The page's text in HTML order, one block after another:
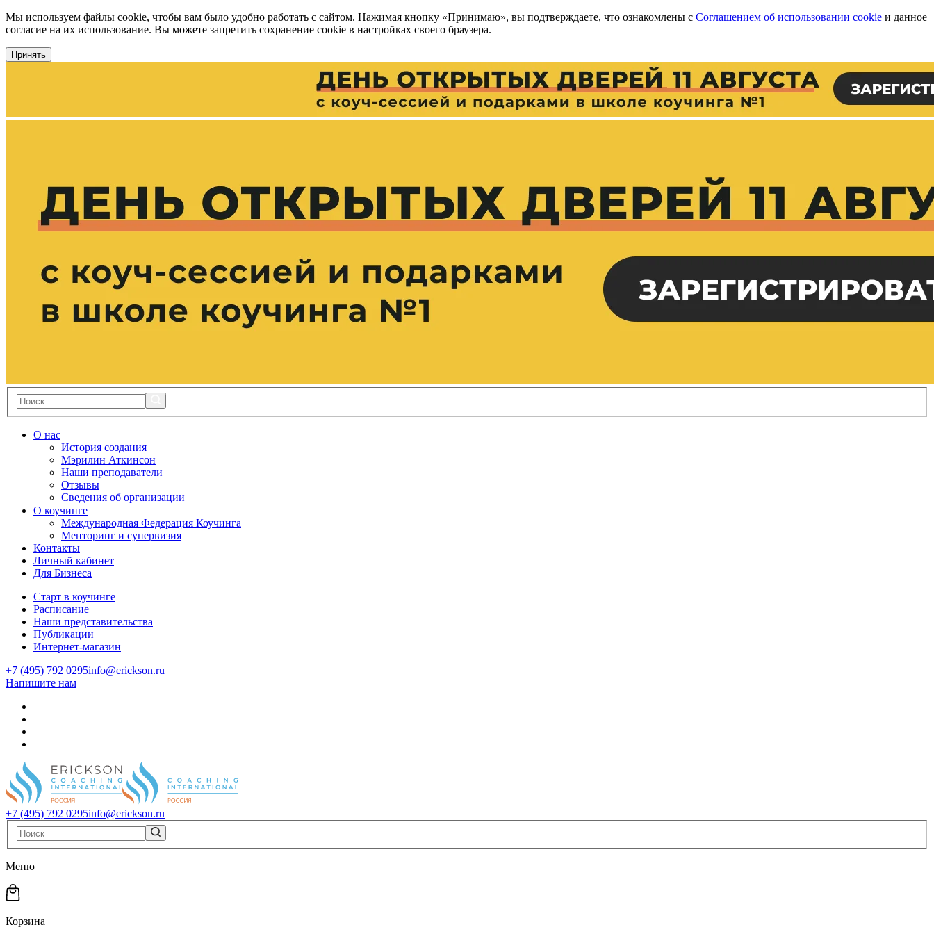
Мы используем файлы cookie, чтобы вам было удобно работать с сайтом. Нажимая кнопку «Принимаю», вы подтверждаете, что ознакомлены с Соглашением об использовании cookie и данное
согласие на их использование. Вы можете запретить сохранение cookie в настройках своего браузера.
Принять
О нас
История создания
Мэрилин Аткинсон
Наши преподаватели
Отзывы
Сведения об организации
О коучинге
Международная Федерация Коучинга
Менторинг и супервизия
Контакты
Личный кабинет
Для Бизнеса
Старт в коучинге
Расписание
Наши представительства
Публикации
Интернет-магазин
+7 (495) 792 0295info@erickson.ru
Напишите нам
+7 (495) 792 0295info@erickson.ru
Меню
Корзина